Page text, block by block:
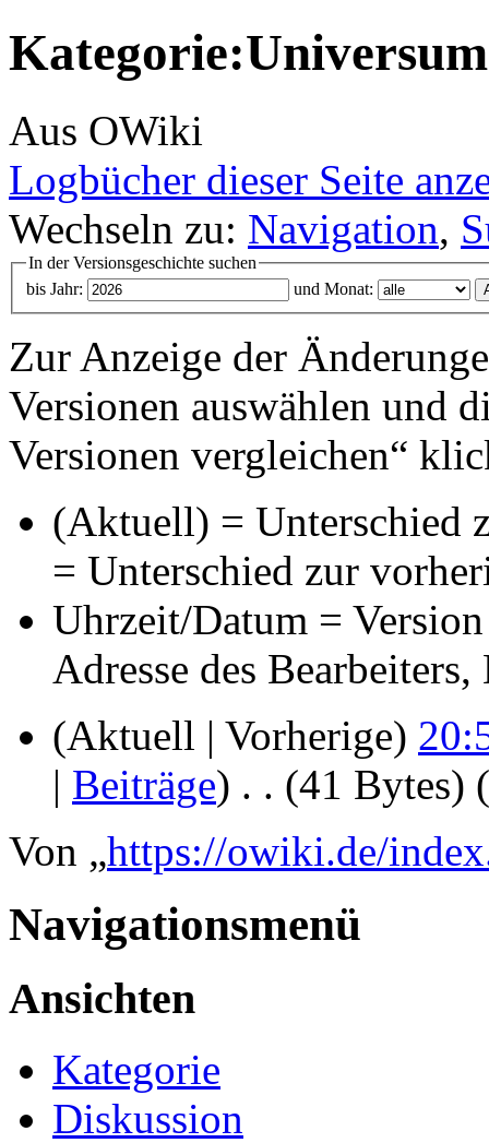
Aus OWiki
Logbücher dieser Seite
Wechseln zu: Navigation,
In der Versionsgeschichte suchen
bis Jahr:
und Monat:
Zur Anzeige der
Versionen auswählen und
Versionen vergleichen“
(Aktuell) = Unterschied
= Unterschied zur
Uhrzeit/Datum =
Adresse des
(Aktuell | Vorherige)
| Beiträge) . . (41 Bytes)
Von „https://owiki.de/
Navigationsmenü
Ansichten
Kategorie
Diskussion